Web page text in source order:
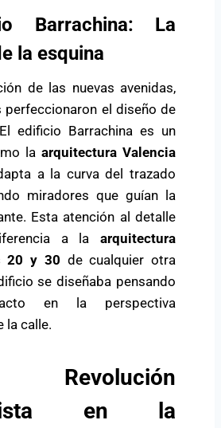
Barrachina: La
la esquina
de las nuevas avenidas,
perfeccionaron el diseño de
edificio Barrachina es un
la arquitectura Valencia
a la curva del trazado
miradores que guían la
Esta atención al detalle
a la arquitectura
20 y 30 de cualquier otra
se diseñaba pensando
en la perspectiva
la calle.
en la